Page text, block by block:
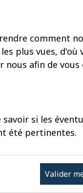
– Il Senatore
épouse du
, le dernier
comment
plus vues, d'où
nous afin de
si les
été pertinentes.
Valider